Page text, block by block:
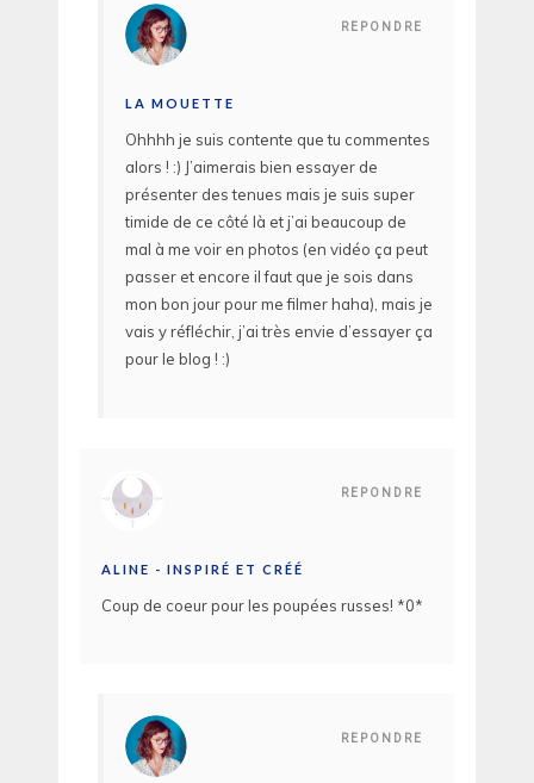
REPONDRE
LA MOUETTE
Ohhhh je suis contente que tu commentes
alors ! :) J’aimerais bien essayer de
présenter des tenues mais je suis super
timide de ce côté là et j’ai beaucoup de
mal à me voir en photos (en vidéo ça peut
passer et encore il faut que je sois dans
mon bon jour pour me filmer haha), mais je
vais y réfléchir, j’ai très envie d’essayer ça
pour le blog ! :)
REPONDRE
ALINE - INSPIRÉ ET CRÉÉ
Coup de coeur pour les poupées russes! *0*
REPONDRE